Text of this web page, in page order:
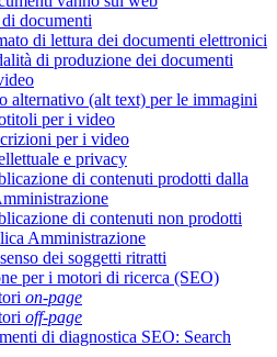
documenti
di lettura dei documenti elettronici
di produzione dei documenti
alternativo (alt text) per le immagini
per i video
per i video
e privacy
di contenuti prodotti dalla
di contenuti non prodotti
Amministrazione
dei soggetti ritratti
per i motori di ricerca (SEO)
on-page
off-page
di diagnostica SEO: Search